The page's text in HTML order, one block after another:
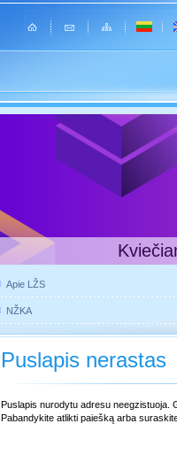
Apie LŽS
NŽKA
Puslapis nerastas
Puslapis nurodytu adresu neegzistuoja.
Pabandykite atlikti paiešką arba